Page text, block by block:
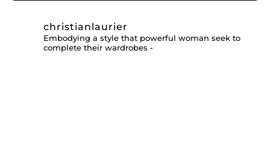
christianlaurier
Embodying a style that powerful woman seek to
complete their wardrobes -